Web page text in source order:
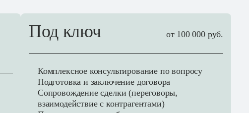
Под ключ от 100 000 руб.
Комплексное консультирование по вопросу
Подготовка и заключение договора
Сопровождение сделки (переговоры,
взаимодействие с контрагентами)